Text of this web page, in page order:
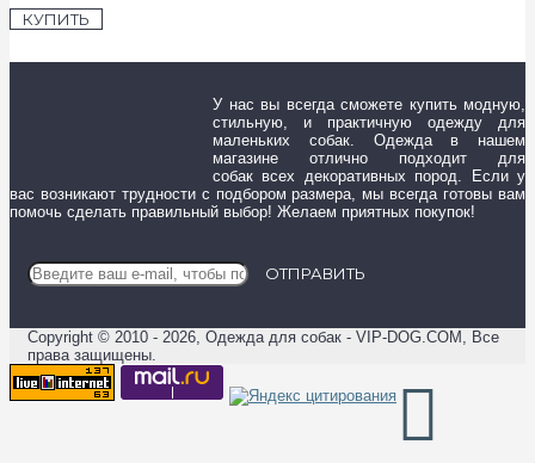
КУПИТЬ
У нас вы всегда сможете купить модную,
стильную, и практичную одежду для
маленьких собак. Одежда в нашем
магазине отлично подходит для
собак всех декоративных пород. Если у
вас возникают трудности с подбором размера, мы всегда готовы вам
помочь сделать правильный выбор! Желаем приятных покупок!
ОТПРАВИТЬ
Copyright © 2010 - 2026, Одежда для собак - VIP-DOG.COM, Все
права защищены.